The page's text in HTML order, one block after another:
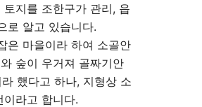
지를 조한구가 관리, 읍
로 알고 있습니다.
은 마을이라 하여 소골안
숲이 우거져 골짜기안
했다고 하나, 지형상 소
라고 합니다.